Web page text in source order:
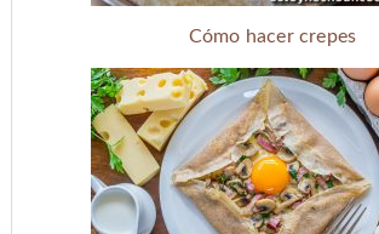
Cómo hacer crepes